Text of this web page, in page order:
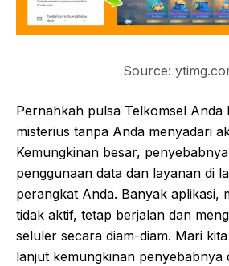
Source:
Pernahkah pulsa Telkomsel
misterius tanpa Anda menyadari
Kemungkinan besar,
penggunaan data dan layanan di
perangkat Anda. Banyak aplikasi,
tidak aktif, tetap berjalan dan
seluler secara diam-diam. Mari
lanjut kemungkinan penyebabnya